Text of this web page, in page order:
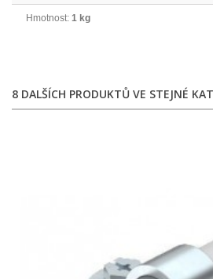
Hmotnost: 1 kg
8 DALŠÍCH PRODUKTŮ VE STEJNÉ